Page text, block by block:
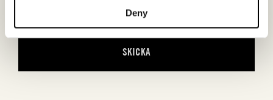
Deny
integritetspolicyn.